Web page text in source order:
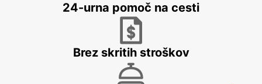
GRAND-LANCY - SWITZERLAND
24-urna pomoč na cesti
Brez skritih stroškov